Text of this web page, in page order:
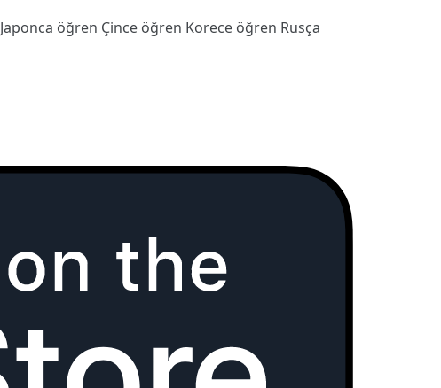
Japonca öğren Çince öğren Korece öğren Rusça